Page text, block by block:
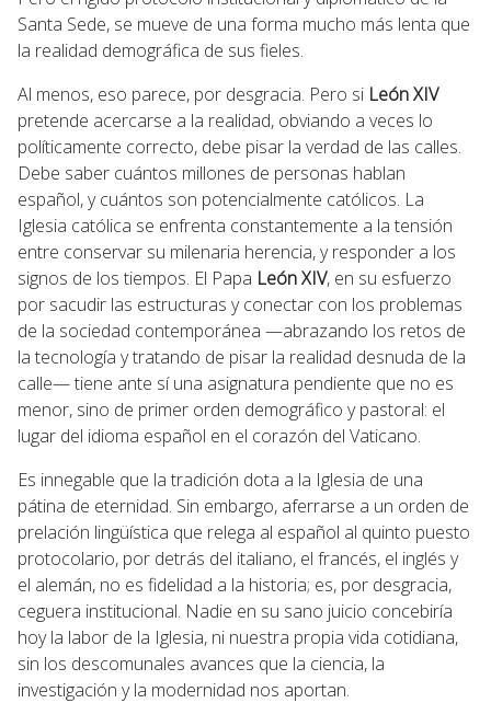
Santa Sede, se mueve de una forma mucho más lenta que
la realidad demográfica de sus fieles.
Al menos, eso parece, por desgracia. Pero si León XIV
pretende acercarse a la realidad, obviando a veces lo
políticamente correcto, debe pisar la verdad de las calles.
Debe saber cuántos millones de personas hablan
español, y cuántos son potencialmente católicos. La
Iglesia católica se enfrenta constantemente a la tensión
entre conservar su milenaria herencia, y responder a los
signos de los tiempos. El Papa León XIV, en su esfuerzo
por sacudir las estructuras y conectar con los problemas
de la sociedad contemporánea —abrazando los retos de
la tecnología y tratando de pisar la realidad desnuda de la
calle— tiene ante sí una asignatura pendiente que no es
menor, sino de primer orden demográfico y pastoral: el
lugar del idioma español en el corazón del Vaticano.
Es innegable que la tradición dota a la Iglesia de una
pátina de eternidad. Sin embargo, aferrarse a un orden de
prelación lingüística que relega al español al quinto puesto
protocolario, por detrás del italiano, el francés, el inglés y
el alemán, no es fidelidad a la historia; es, por desgracia,
ceguera institucional. Nadie en su sano juicio concebiría
hoy la labor de la Iglesia, ni nuestra propia vida cotidiana,
sin los descomunales avances que la ciencia, la
investigación y la modernidad nos aportan.